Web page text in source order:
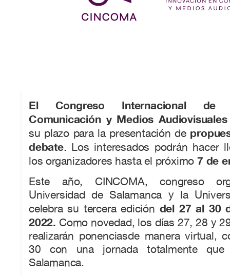
El Congreso Internacional de
Comunicación y Medios
su plazo para la presentación de
debate. Los interesados podrán hacer
los organizadores hasta el próximo 7 de
Este año, CINCOMA, congreso
Universidad de Salamanca y la
celebra su tercera edición del 27 al 30
2022. Como novedad, los días 27, 28 y
realizarán ponenciasde manera virtual,
30 con una jornada totalmente
Salamanca.